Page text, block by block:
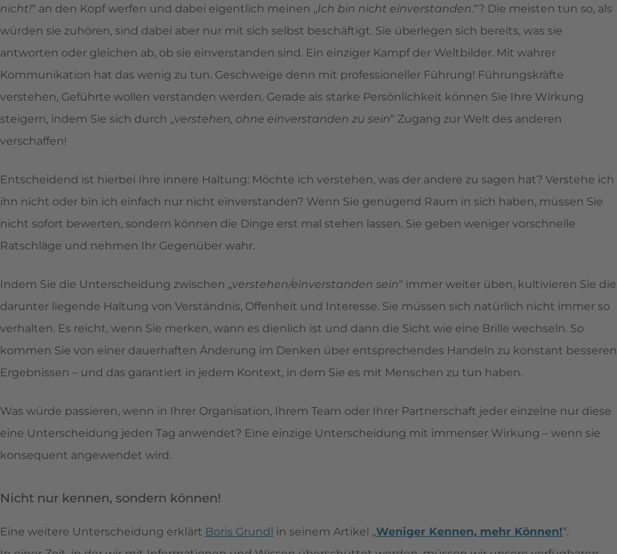
nicht!“ an den Kopf werfen und dabei eigentlich meinen „Ich bin nicht einverstanden.“? Die meisten tun so, als
würden sie zuhören, sind dabei aber nur mit sich selbst beschäftigt. Sie überlegen sich bereits, was sie
antworten oder gleichen ab, ob sie einverstanden sind. Ein einziger Kampf der Weltbilder. Mit wahrer
Kommunikation hat das wenig zu tun. Geschweige denn mit professioneller Führung! Führungskräfte
verstehen, Geführte wollen verstanden werden. Gerade als starke Persönlichkeit können Sie Ihre Wirkung
steigern, indem Sie sich durch „verstehen, ohne einverstanden zu sein“ Zugang zur Welt des anderen
verschaffen!
Entscheidend ist hierbei Ihre innere Haltung: Möchte ich verstehen, was der andere zu sagen hat? Verstehe ich
ihn nicht oder bin ich einfach nur nicht einverstanden? Wenn Sie genügend Raum in sich haben, müssen Sie
nicht sofort bewerten, sondern können die Dinge erst mal stehen lassen. Sie geben weniger vorschnelle
Ratschläge und nehmen Ihr Gegenüber wahr.
Indem Sie die Unterscheidung zwischen „verstehen/einverstanden sein“ immer weiter üben, kultivieren Sie die
darunter liegende Haltung von Verständnis, Offenheit und Interesse. Sie müssen sich natürlich nicht immer so
verhalten. Es reicht, wenn Sie merken, wann es dienlich ist und dann die Sicht wie eine Brille wechseln. So
kommen Sie von einer dauerhaften Änderung im Denken über entsprechendes Handeln zu konstant besseren
Ergebnissen – und das garantiert in jedem Kontext, in dem Sie es mit Menschen zu tun haben.
Was würde passieren, wenn in Ihrer Organisation, Ihrem Team oder Ihrer Partnerschaft jeder einzelne nur diese
eine Unterscheidung jeden Tag anwendet? Eine einzige Unterscheidung mit immenser Wirkung – wenn sie
konsequent angewendet wird.
Nicht nur kennen, sondern können!
Eine weitere Unterscheidung erklärt Boris Grundl in seinem Artikel „Weniger Kennen, mehr Können!“.